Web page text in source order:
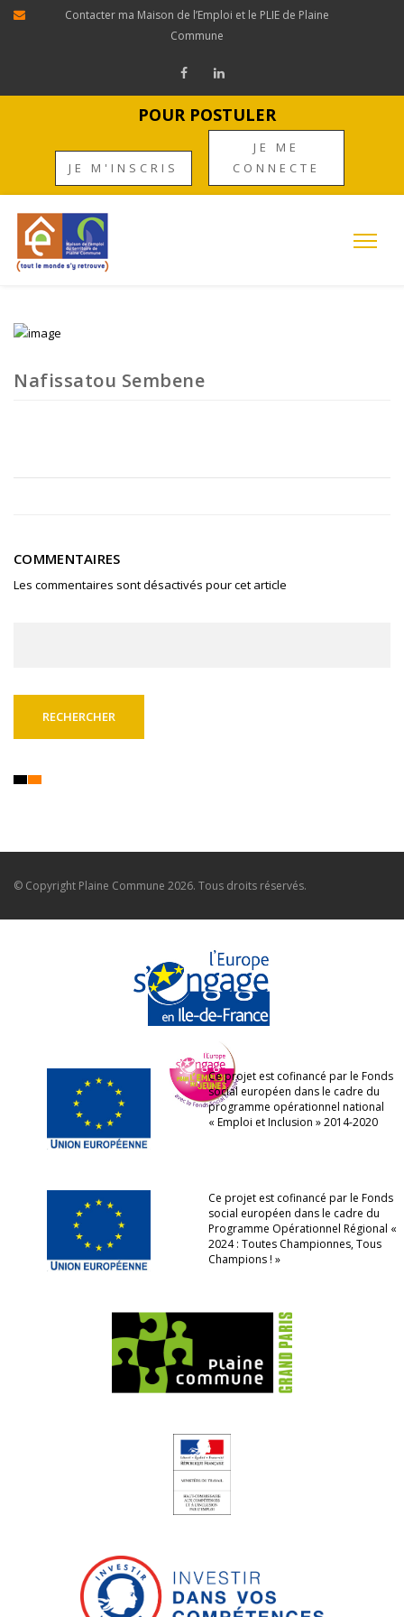
Contacter ma Maison de l’Emploi et le PLIE de Plaine
Commune
POUR POSTULER
JE M'INSCRIS
JE ME
CONNECTE
Nafissatou Sembene
COMMENTAIRES
Les commentaires sont désactivés pour cet article
© Copyright Plaine Commune 2026. Tous droits réservés.
Ce projet est cofinancé par le Fonds
social européen dans le cadre du
programme opérationnel national
« Emploi et Inclusion » 2014-2020
Ce projet est cofinancé par le Fonds
social européen dans le cadre du
Programme Opérationnel Régional «
2024 : Toutes Championnes, Tous
Champions ! »